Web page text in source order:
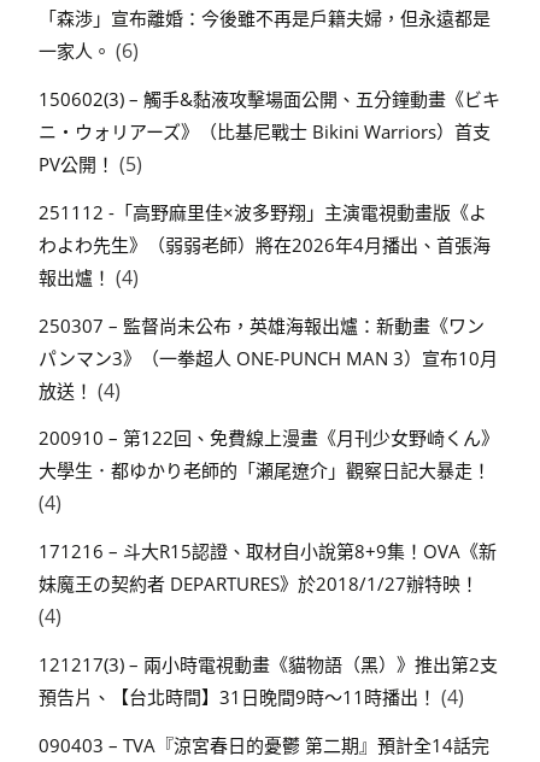
「森渉」宣布離婚：今後雖不再是戶籍夫婦，但永遠都是
一家人。 (6)
150602(3) – 觸手&黏液攻擊場面公開、五分鐘動畫《ビキ
ニ・ウォリアーズ》（比基尼戰士 Bikini Warriors）首支
PV公開！ (5)
251112 -「高野麻里佳×波多野翔」主演電視動畫版《よ
わよわ先生》（弱弱老師）將在2026年4月播出、首張海
報出爐！ (4)
250307 – 監督尚未公布，英雄海報出爐：新動畫《ワン
パンマン3》（一拳超人 ONE-PUNCH MAN 3）宣布10月
放送！ (4)
200910 – 第122回、免費線上漫畫《月刊少女野崎くん》
大學生．都ゆかり老師的「瀬尾遼介」觀察日記大暴走！
(4)
171216 – 斗大R15認證、取材自小說第8+9集！OVA《新
妹魔王の契約者 DEPARTURES》於2018/1/27辦特映！
(4)
121217(3) – 兩小時電視動畫《貓物語（黑）》推出第2支
預告片、【台北時間】31日晚間9時～11時播出！ (4)
090403 – TVA『涼宮春日的憂鬱 第二期』預計全14話完